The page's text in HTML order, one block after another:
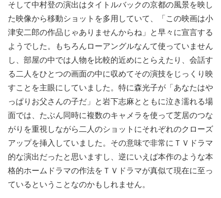
そして中村登の演出はタイトルバックの京都の風景を映し
た映像から移動ショットを多用していて、「この映画は小
津安二郎の作品じゃありませんからね」と早々に宣言する
ようでした。もちろんローアングルなんて使っていません
し、部屋の中では人物を比較的近めにとらえたり、会話す
る二人をひとつの画面の中に収めてその演技をじっくり映
すことを主眼にしていました。特に森光子が「あなたはや
っぱりお父さんの子だ」と岩下志麻とともに泣き濡れる場
面では、たぶん同時に複数のキャメラを使って芝居のつな
がりを重視しながら二人のショットにそれぞれのクローズ
アップを挿入していました。その意味で非常にＴＶドラマ
的な演出だったと思いますし、逆にいえば本作のような本
格的ホームドラマの作法をＴＶドラマが真似て現在に至っ
ているということなのかもしれません。